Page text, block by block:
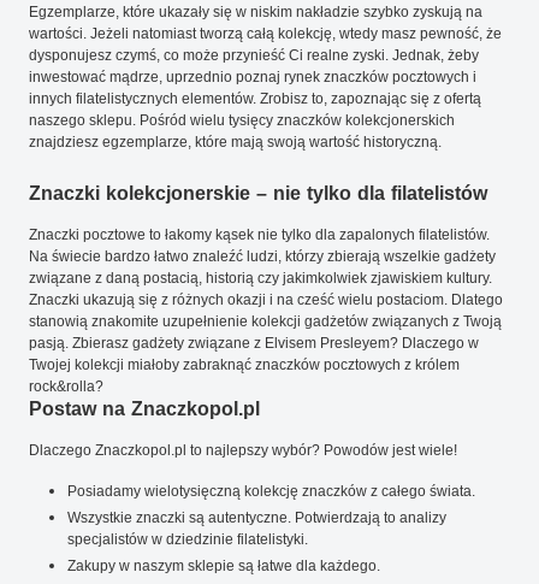
Egzemplarze, które ukazały się w niskim nakładzie szybko zyskują na
wartości. Jeżeli natomiast tworzą całą kolekcję, wtedy masz pewność, że
dysponujesz czymś, co może przynieść Ci realne zyski. Jednak, żeby
inwestować mądrze, uprzednio poznaj rynek znaczków pocztowych i
innych filatelistycznych elementów. Zrobisz to, zapoznając się z ofertą
naszego sklepu. Pośród wielu tysięcy znaczków kolekcjonerskich
znajdziesz egzemplarze, które mają swoją wartość historyczną.
Znaczki kolekcjonerskie – nie tylko dla filatelistów
Znaczki pocztowe to łakomy kąsek nie tylko dla zapalonych filatelistów.
Na świecie bardzo łatwo znaleźć ludzi, którzy zbierają wszelkie gadżety
związane z daną postacią, historią czy jakimkolwiek zjawiskiem kultury.
Znaczki ukazują się z różnych okazji i na cześć wielu postaciom. Dlatego
stanowią znakomite uzupełnienie kolekcji gadżetów związanych z Twoją
pasją. Zbierasz gadżety związane z Elvisem Presleyem? Dlaczego w
Twojej kolekcji miałoby zabraknąć znaczków pocztowych z królem
rock&rolla?
Postaw na Znaczkopol.pl
Dlaczego Znaczkopol.pl to najlepszy wybór? Powodów jest wiele!
Posiadamy wielotysięczną kolekcję znaczków z całego świata.
Wszystkie znaczki są autentyczne. Potwierdzają to analizy
specjalistów w dziedzinie filatelistyki.
Zakupy w naszym sklepie są łatwe dla każdego.